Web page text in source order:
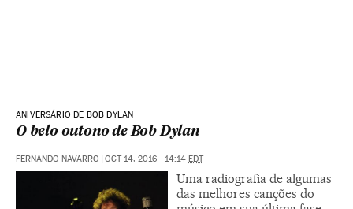
ANIVERSÁRIO DE BOB DYLAN
O belo outono de Bob Dylan
FERNANDO NAVARRO | OCT 14, 2016 - 14:14 EDT
Uma radiografia de algumas
das melhores canções do